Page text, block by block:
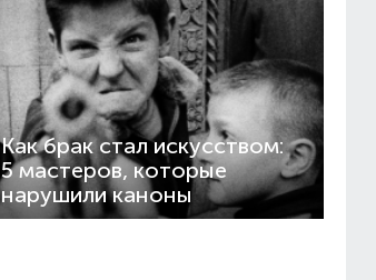
Как брак стал искусством:
5 мастеров, которые
нарушили каноны